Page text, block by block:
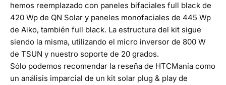
hemos reemplazado con paneles bifaciales full black de
420 Wp de QN Solar y paneles monofaciales de 445 Wp
de Aiko, también full black. La estructura del kit sigue
siendo la misma, utilizando el micro inversor de 800 W
de TSUN y nuestro soporte de 20 grados.
Sólo podemos recomendar la reseña de HTCMania como
un análisis imparcial de un kit solar plug & play de